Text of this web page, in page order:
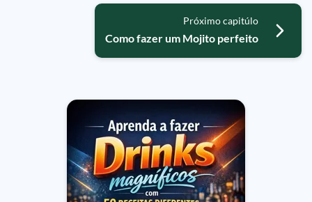
Próximo capitúlo
Como fazer um Mojito perfeito